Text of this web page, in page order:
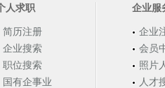
人求职
简历注册
企业搜索
职位搜索
国有企事业
企业服
企业
会员
照片
人才